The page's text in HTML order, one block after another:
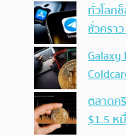
ทั่วโลก
ชั่วครา
Galaxy
ตลาดค
$1.5 ห